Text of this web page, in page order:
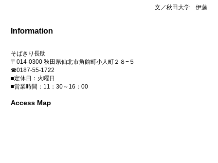
文／秋田大学 伊藤
Information
そばきり長助
〒014-0300 秋田県仙北市角館町小人町２８−５
☎0187-55-1722
■定休日：火曜日
■営業時間：11：30～16：00
Access Map